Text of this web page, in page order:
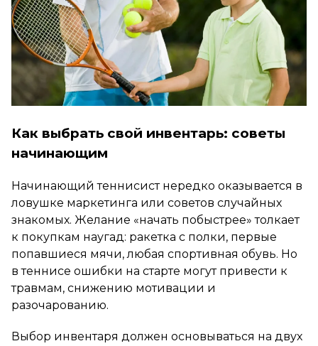
Как выбрать свой инвентарь: советы
начинающим
Начинающий теннисист нередко оказывается в
ловушке маркетинга или советов случайных
знакомых. Желание «начать побыстрее» толкает
к покупкам наугад: ракетка с полки, первые
попавшиеся мячи, любая спортивная обувь. Но
в теннисе ошибки на старте могут привести к
травмам, снижению мотивации и
разочарованию.
Выбор инвентаря должен основываться на двух